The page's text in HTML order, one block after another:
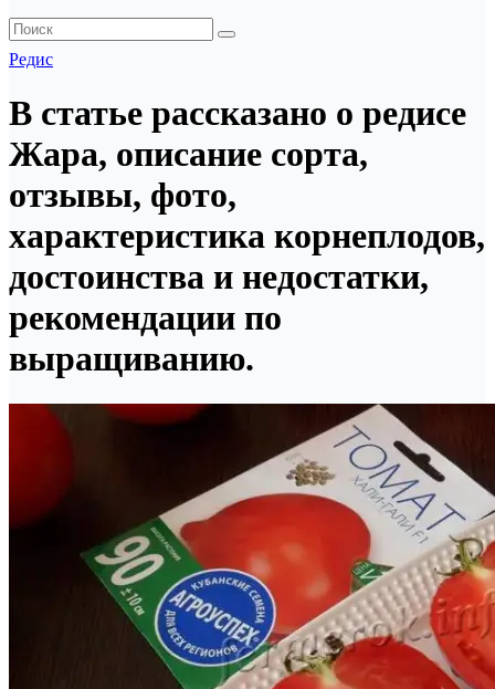
Редис
В статье рассказано о редисе
Жара, описание сорта,
отзывы, фото,
характеристика корнеплодов,
достоинства и недостатки,
рекомендации по
выращиванию.